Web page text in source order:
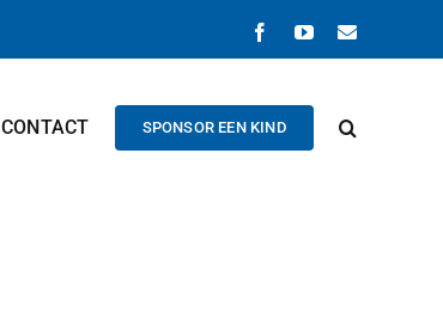
FacebookYouTube
E-
CONTACT SPONSOR EEN KIND